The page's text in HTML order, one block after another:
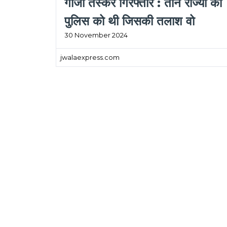
पुलिस को थी जिसकी तलाश वो
फरसगांव में पकड़ा गया
30 November 2024
jwalaexpress.com